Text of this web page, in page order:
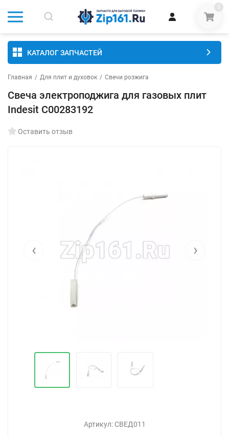
0
КАТАЛОГ ЗАПЧАСТЕЙ
Главная / Для плит и духовок / Свечи розжига
Свеча электроподжига для газовых плит
Indesit C00283192
Оставить отзыв
‹ ›
Артикул: СВЕД011